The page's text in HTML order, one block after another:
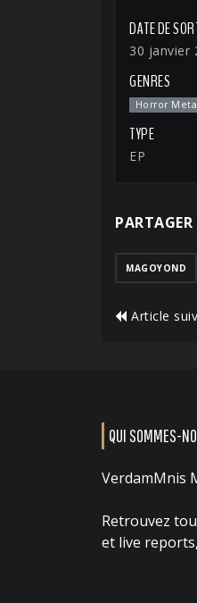
DATE DE
30 janvier
GENRES
Horror
TYPE
EP
MAGOYOND
Article
QUI SOMMES-
VerdamMnis
Retrouvez
et live